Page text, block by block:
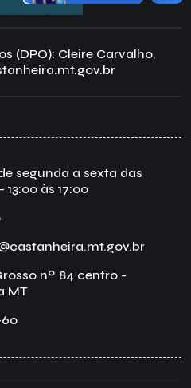
(DPO): Cleire Carvalho,
segunda a sexta das
13:00 às 17:00
nº 84 centro -
MT
60